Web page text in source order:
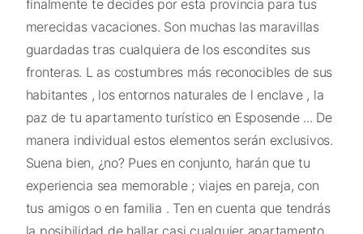
finalmente te decides por esta provincia para tus
merecidas vacaciones. Son muchas las maravillas
guardadas tras cualquiera de los escondites sus
fronteras. L as costumbres más reconocibles de sus
habitantes , los entornos naturales de l enclave , la
paz de tu apartamento turístico en Esposende ... De
manera individual estos elementos serán exclusivos.
Suena bien, ¿no? Pues en conjunto, harán que tu
experiencia sea memorable ; viajes en pareja, con
tus amigos o en familia . Ten en cuenta que tendrás